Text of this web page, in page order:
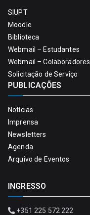
SIUPT
Moodle
Biblioteca
Webmail – Estudantes
Webmail – Colaboradores
Solicitação de Serviço
PUBLICAÇÕES
Notícias
Imprensa
Newsletters
Agenda
Arquivo de Eventos
INGRESSO
+351 225 572 222